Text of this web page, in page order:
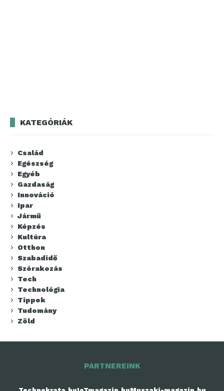
KATEGÓRIÁK
Család
Egészség
Egyéb
Gazdaság
Innováció
Ipar
Jármű
Képzés
Kultúra
Otthon
Szabadidő
Szórakozás
Tech
Technológia
Tippek
Tudomány
Zöld
PARTNEREINK